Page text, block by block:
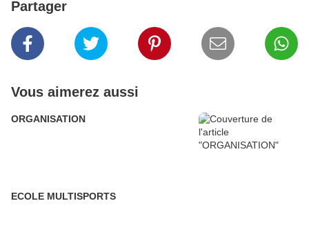
Partager
Vous aimerez aussi
ORGANISATION
ECOLE MULTISPORTS